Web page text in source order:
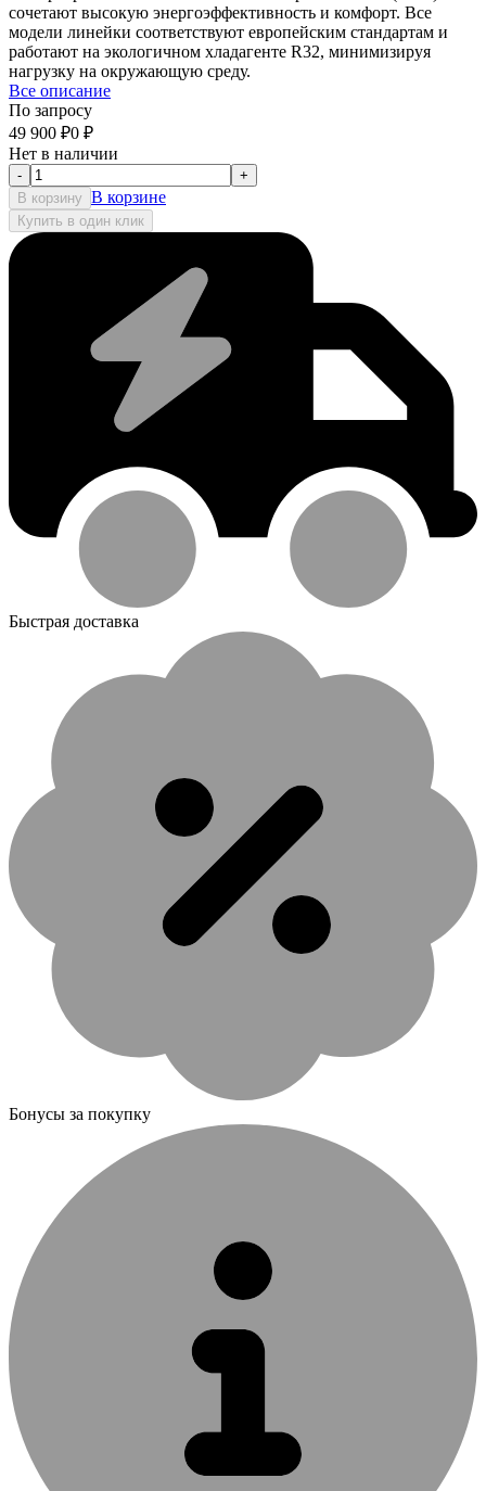
сочетают высокую энергоэффективность и комфорт. Все
модели линейки соответствуют европейским стандартам и
работают на экологичном хладагенте R32, минимизируя
нагрузку на окружающую среду.
Все описание
По запросу
49 900 ₽0 ₽
Нет в наличии
-
+
В корзину В корзине
Купить в один клик
Быстрая доставка
Бонусы за покупку